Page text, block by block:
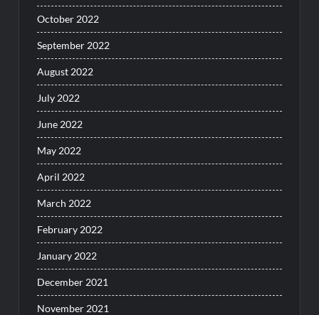
October 2022
September 2022
August 2022
July 2022
June 2022
May 2022
April 2022
March 2022
February 2022
January 2022
December 2021
November 2021